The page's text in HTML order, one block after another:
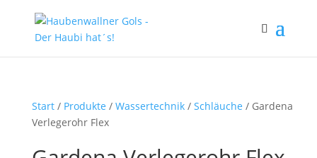
Start/ Produkte / Wassertechnik/ Schläuche / Gardena
Verlegerohr Flex